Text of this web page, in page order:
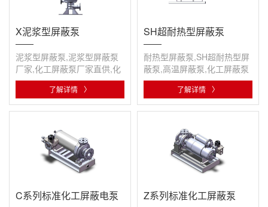
X泥浆型屏蔽泵
泥浆型屏蔽泵,泥浆型屏蔽泵
厂家,化工屏蔽泵厂家直供,化
工屏蔽泵排名,屏蔽泵
了解详情 〉
SH超耐热型屏蔽泵
耐热型屏蔽泵,SH超耐热型屏
蔽泵,高温屏蔽泵,化工屏蔽泵
厂家,屏蔽泵厂家
了解详情 〉
C系列标准化工屏蔽电泵 Z系列标准化工屏蔽泵